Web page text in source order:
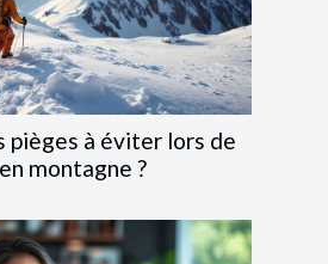
pièges à éviter lors de
montagne ?